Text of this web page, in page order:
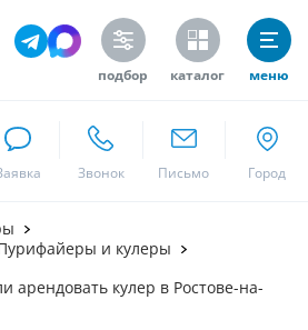
подбор каталог меню
и кулеры
арендовать кулер в Ростове-на-